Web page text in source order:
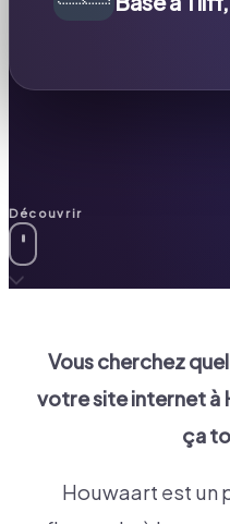
Découvrir
Vous cherchez
votre site internet à
ça
Houwaart est un